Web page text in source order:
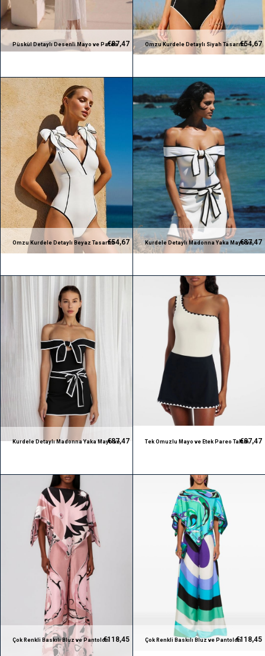
Püskül Detaylı Desenli Mayo ve Pareo€87,47
Omzu Kurdele Detaylı Siyah Tasarım
Mayo
€54,67
Omzu Kurdele Detaylı Beyaz Tasarım
Mayo
€54,67
Kurdele Detaylı Madonna Yaka Mayo ve
Pareo Takım
€87,47
Kurdele Detaylı Madonna Yaka Mayo ve
€87,47 Tek Omuzlu Mayo ve Etek Pareo Takım€87,47
Çok Renkli Baskılı Bluz ve Pantolon€118,45
Çok Renkli Baskılı Bluz ve Pantolon€118,45